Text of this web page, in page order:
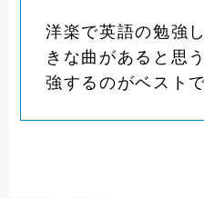
洋楽で英語の勉強
きな曲があると思
強するのがベストで